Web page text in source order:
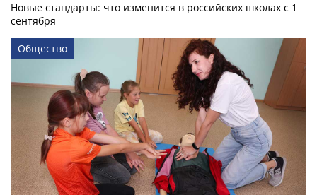
Новые стандарты: что изменится в российских школах с 1
сентября
Общество